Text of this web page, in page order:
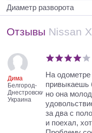
Диаметр разворота
Отзывы Nissan
Дима
Белгород-
Днестровский
Украина
На
привыкаешь
но она
за два с
и поехал,